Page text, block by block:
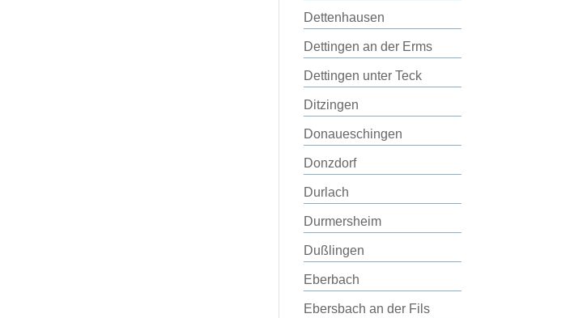
Dettenhausen
Dettingen an der Erms
Dettingen unter Teck
Ditzingen
Donaueschingen
Donzdorf
Durlach
Durmersheim
Dußlingen
Eberbach
Ebersbach an der Fils